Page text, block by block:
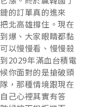
的訂單真的進來
北高雄撐住。現在
爆、大家眼睛都黏
以慢慢看、慢慢殺
2029年滿血台積電
你面對的是搶破頭
，那種情境跟現在
己心裡其實有答